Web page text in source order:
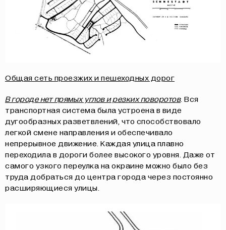
Общая сеть проезжих и пешеходных дорог
В городе нет прямых углов и резких поворотов. Вся
транспортная система была устроена в виде
дугообразных разветвлений, что способствовало
легкой смене направления и обеспечивало
непрерывное движение. Каждая улица плавно
переходила в дороги более высокого уровня. Даже от
самого узкого переулка на окраине можно было без
труда добраться до центра города через постоянно
расширяющиеся улицы.